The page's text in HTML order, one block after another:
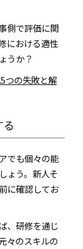
側で評価に関
における適性
うか？
つの失敗と解
でも個々の能
ょう。新人そ
に確認してお
、研修を通じ
々のスキルの